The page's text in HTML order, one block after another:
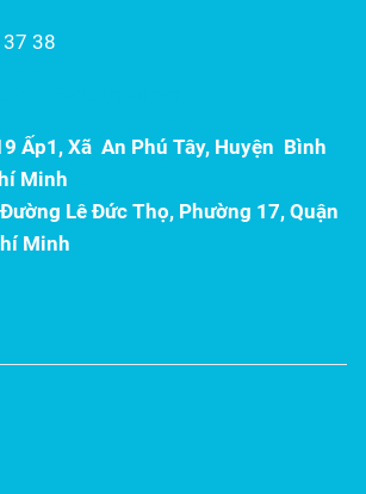
38
Ấp1, Xã An Phú Tây, Huyện Bình
Minh
Lê Đức Thọ, Phường 17, Quận
Minh